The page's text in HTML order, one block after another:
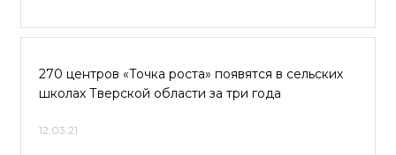
270 центров «Точка роста» появятся в сельских
школах Тверской области за три года
12.03.21